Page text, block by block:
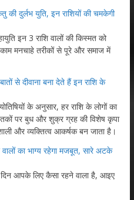
की दुर्लभ युति, इन राशियों की चमकेगी
इन 3 राशि वालों की किस्मत को
मनचाहे तरीकों से पूरे और समाज में
से दीवाना बना देते हैं इन राशि के
के अनुसार, हर राशि के लोगों का
पर बुध और शुक्र ग्रह की विशेष कृपा
और व्यक्तित्व आकर्षक बन जाता है।
का भाग्य रहेगा मजबूत, सारे अटके
आपके लिए कैसा रहने वाला है, आइए